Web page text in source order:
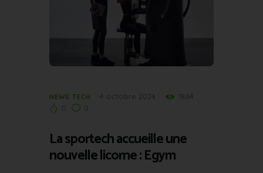
NEWS TECH
La sportech accueille une
nouvelle licorne : Egym